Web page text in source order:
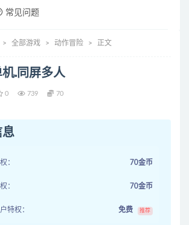
常见问题
全部游戏 动作冒险 正文
.同屏多人
0 739 70
息
： 70金币
： 70金币
特权： 免费 推荐